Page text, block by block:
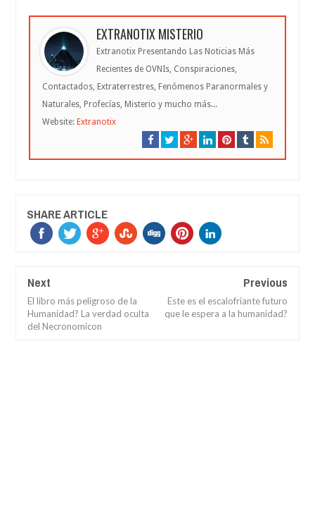
EXTRANOTIX MISTERIO
Extranotix Presentando Las Noticias Más
Recientes de OVNIs, Conspiraciones,
Contactados, Extraterrestres, Fenómenos Paranormales y
Naturales, Profecías, Misterio y mucho más...
Website: Extranotix
SHARE ARTICLE
Next
El libro más peligroso de la
Humanidad? La verdad oculta
del Necronomicon
Previous
Este es el escalofriante futuro
que le espera a la humanidad?